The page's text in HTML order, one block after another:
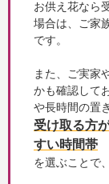
お供え花なら
場合は、ご家
です。
また、ご実家
かも確認して
や長時間の置
受け取る方
すい時間帯
を選ぶことで